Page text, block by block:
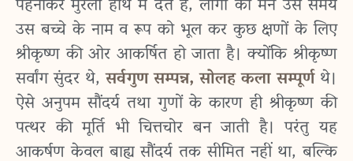
पहनाकर मुरली हाथ में देते हैं, लोगों का मन उस समय
उस बच्चे के नाम व रूप को भूल कर कुछ क्षणों के लिए
श्रीकृष्ण की ओर आकर्षित हो जाता है। क्योंकि श्रीकृष्ण
सर्वांग सुंदर थे,सर्वगुण सम्पन्न, सोलह कला सम्पूर्णथे।
ऐसे अनुपम सौंदर्य तथा गुणों के कारण ही श्रीकृष्ण की
पत्थर की मूर्ति भी चित्तचोर बन जाती है। परंतु यह
आकर्षण केवल बाह्य सौंदर्य तक सीमित नहीं था, बल्कि